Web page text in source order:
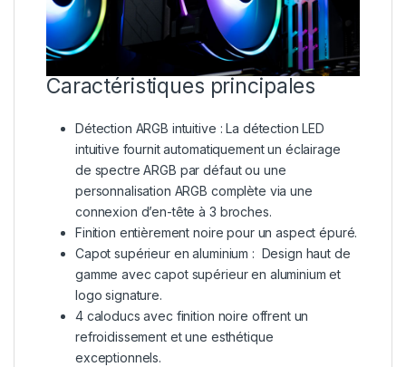
Caractéristiques principales
Détection ARGB intuitive : La détection LED
intuitive fournit automatiquement un éclairage
de spectre ARGB par défaut ou une
personnalisation ARGB complète via une
connexion d’en-tête à 3 broches.
Finition entièrement noire pour un aspect épuré.
Capot supérieur en aluminium : Design haut de
gamme avec capot supérieur en aluminium et
logo signature.
4 caloducs avec finition noire offrent un
refroidissement et une esthétique
exceptionnels.